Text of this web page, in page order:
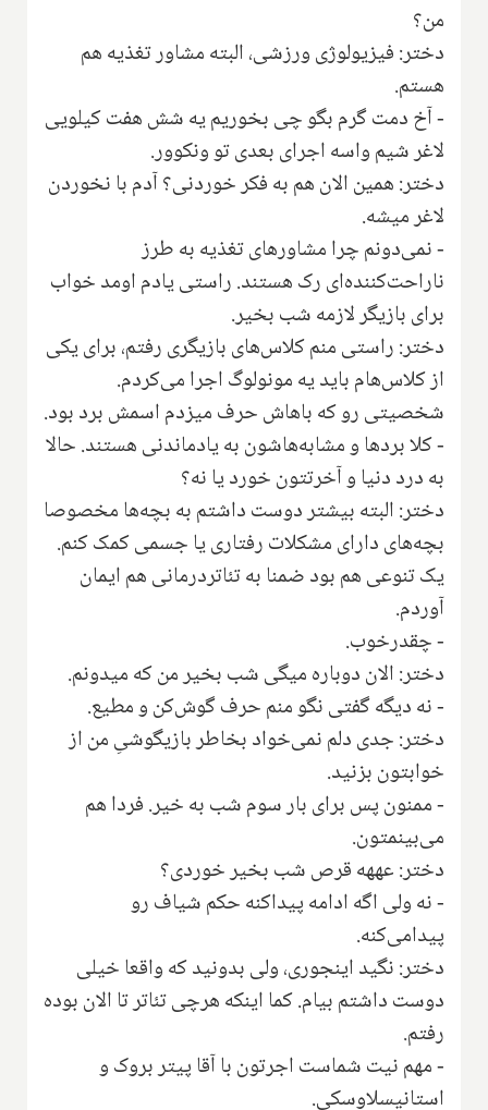
من؟
دختر: فیزیولوژی ورزشی، البته مشاور تغذیه هم
هستم.
- آخ دمت گرم بگو چی بخوریم یه شش هفت کیلویی
لاغر شیم واسه‌ اجرای بعدی تو ونکوور‌.
دختر: همین الان هم به فکر خوردنی؟ آدم با نخوردن
لاغر میشه.
- نمی‌دونم چرا مشاور‌های تغذیه به طرز
ناراحت‌کننده‌ای رک هستند. راستی یادم اومد خواب
برای بازیگر لازمه شب بخیر.
دختر: راستی منم کلاس‌های بازیگری رفتم‌، برای یکی
از کلاس‌هام باید یه مونولوگ اجرا می‌کردم.
شخصیتی رو که باهاش حرف میزدم اسمش برد بود.
- کلا بردها و مشابه‌هاشون به یادماندنی هستند. حالا
به درد دنیا و آخرتتون خورد یا نه؟
دختر: البته بیشتر دوست داشتم به بچه‌ها مخصوصا
بچه‌های دارای مشکلات رفتاری یا جسمی کمک کنم.
یک تنوعی هم بود ضمنا به تئاتردرمانی هم ایمان
آوردم.
- چقدرخوب.
دختر: الان دوباره میگی شب بخیر من که میدونم.
- نه دیگه گفتی نگو منم حرف گوش‌کن و مطیع.
دختر: جدی دلم نمی‌خواد بخاطر بازیگوشیِ من از
خوابتون بزنید.
- ممنون پس برای بار سوم شب به خیر. فردا هم
می‌بینمتون.
دختر: عههه قرص شب بخیر خوردی؟
- نه ولی اگه ادامه پیداکنه حکم شیاف رو
پیدامی‌کنه.
دختر: نگید اینجوری، ولی بدونید که واقعا خیلی
دوست داشتم بیام. کما اینکه هرچی تئاتر تا الان بوده
رفتم.
- مهم نیت شماست اجرتون با آقا پیتر بروک و
استانیسلاوسکی.